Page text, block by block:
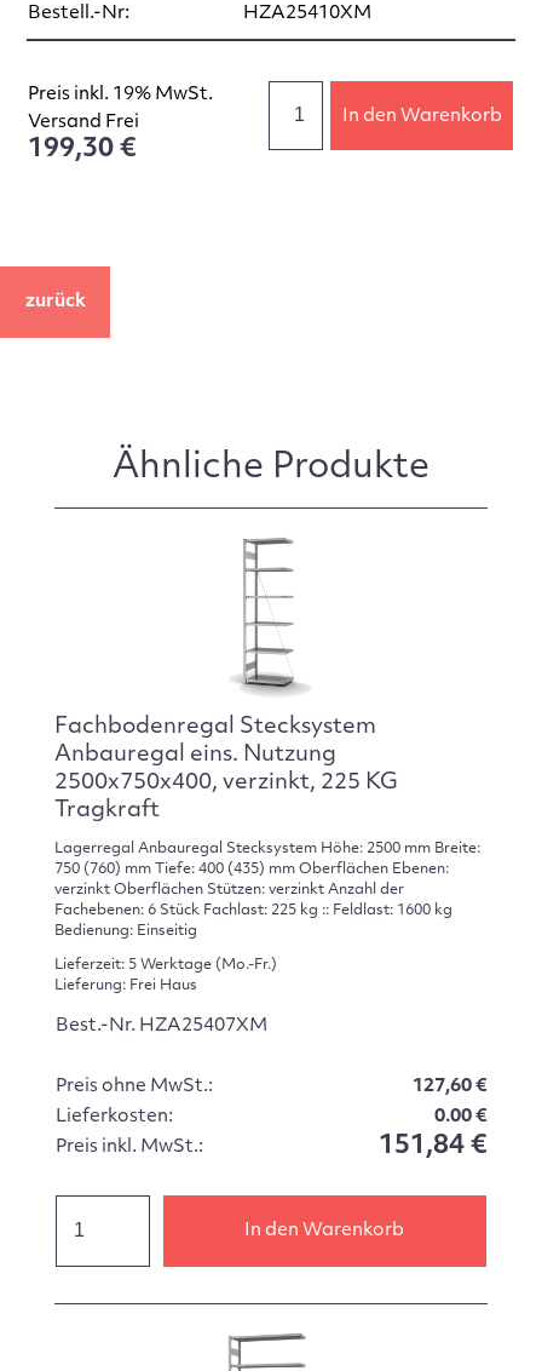
Bestell.-Nr: HZA25410XM
Preis inkl. 19% MwSt.
Versand Frei
199,30 €
In den Warenkorb
zurück
Ähnliche Produkte
Fachbodenregal Stecksystem
Anbauregal eins. Nutzung
2500x750x400, verzinkt, 225 KG
Tragkraft
Lagerregal Anbauregal Stecksystem Höhe: 2500 mm Breite:
750 (760) mm Tiefe: 400 (435) mm Oberflächen Ebenen:
verzinkt Oberflächen Stützen: verzinkt Anzahl der
Fachebenen: 6 Stück Fachlast: 225 kg :: Feldlast: 1600 kg
Bedienung: Einseitig
Lieferzeit: 5 Werktage (Mo.-Fr.)
Lieferung: Frei Haus
Best.-Nr. HZA25407XM
Preis ohne MwSt.:
127,60 €
Lieferkosten:
0.00 €
Preis inkl. MwSt.:
151,84 €
In den Warenkorb